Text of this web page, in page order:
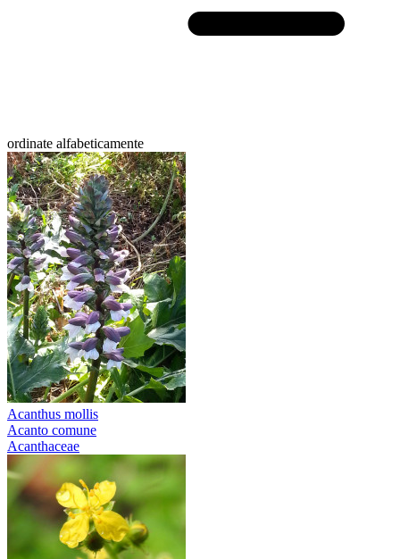
ordinate alfabeticamente
Acanthus mollis
Acanto comune
Acanthaceae